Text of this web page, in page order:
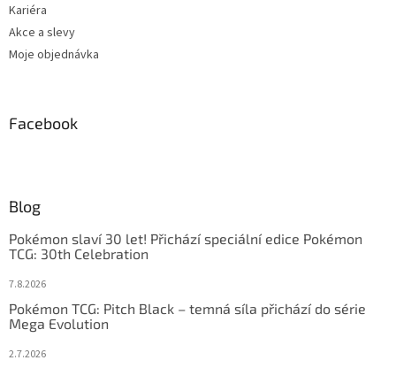
Kariéra
Akce a slevy
Moje objednávka
Facebook
Blog
Pokémon slaví 30 let! Přichází speciální edice Pokémon
TCG: 30th Celebration
7.8.2026
Pokémon TCG: Pitch Black – temná síla přichází do série
Mega Evolution
2.7.2026